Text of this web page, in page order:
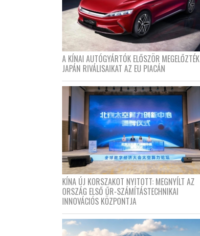
A KÍNAI AUTÓGYÁRTÓK ELŐSZÖR MEGELŐZTÉK
JAPÁN RIVÁLISAIKAT AZ EU PIACÁN
KÍNA ÚJ KORSZAKOT NYITOTT: MEGNYÍLT AZ
ORSZÁG ELSŐ ŰR-SZÁMÍTÁSTECHNIKAI
INNOVÁCIÓS KÖZPONTJA